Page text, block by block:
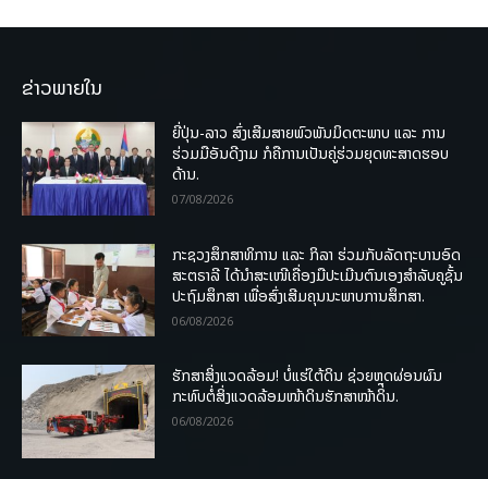
ຂ່າວພາຍໃນ
ຍີ່ປຸ່ນ-ລາວ ສົ່ງເສີມສາຍພົວພັນມິດຕະພາບ ແລະ ການ
ຮ່ວມມືອັນດີງາມ ກໍຄືການເປັນຄູ່ຮ່ວມຍຸດທະສາດຮອບ
ດ້ານ.
07/08/2026
ກະຊວງສຶກສາທິການ ແລະ ກິລາ ຮ່ວມກັບລັດຖະບານອົດ
ສະຕຣາລີ ໄດ້ນຳສະເໜີເຄື່ອງມືປະເມີນຕົນເອງສຳລັບຄູຊັ້ນ
ປະຖົມສຶກສາ ເພື່ອສົ່ງເສີມຄຸນນະພາບການສຶກສາ.
06/08/2026
ຮັກສາສິ່ງແວດລ້ອມ! ບໍ່ແຮ່ໃຕ້ດິນ ຊ່ວຍຫຼຸດຜ່ອນຜົນ
ກະທົບຕໍ່ສິ່ງແວດລ້ອມໜ້າດິນຮັກສາໜ້າດິນ.
06/08/2026